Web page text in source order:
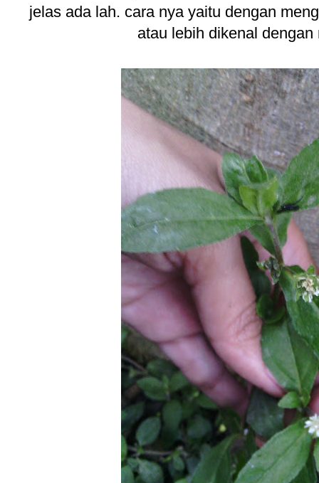
jelas ada lah. cara nya yaitu dengan
atau lebih dikenal